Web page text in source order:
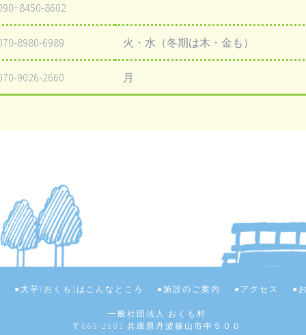
8602
8980-6989 火・水（冬期は木・金も）
9026-2660 月
大芋(おくも)はこんなところ 施設のご案内 アクセス
一般社団法人 おくも村
〒669-2601 兵庫県丹波篠山市中５００